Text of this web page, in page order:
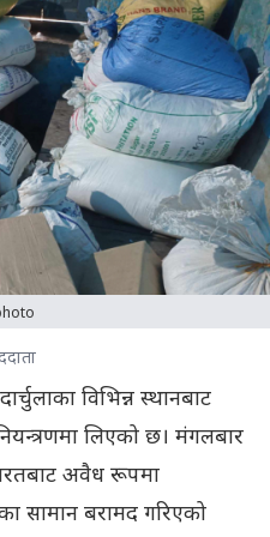
विभिन्न स्थानबाट
लिएको छ। मंगलबार
अवैध रूपमा
सामान बरामद गरिएको